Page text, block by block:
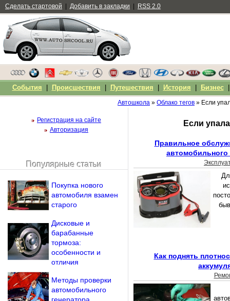
Автошкола » Облако тегов » Если
Если
Правильное
автомобильного
Как поднять
Регистрация на сайте
Авторизация
Напомнить пароль?
Популярные статьи
Покупка нового
автомобиля взамен
старого
Дисковые и
барабанные
тормоза:
особенности и
отличия
Методы проверки
автомобильного
Сделать стартовой Добавить в закладки RSS 2.0
События Происшествия Путешествия История Бизнес